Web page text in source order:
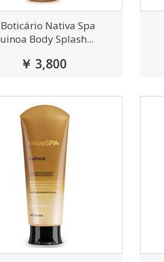
Nativa Spa
Body Splash...
￥ 3,800